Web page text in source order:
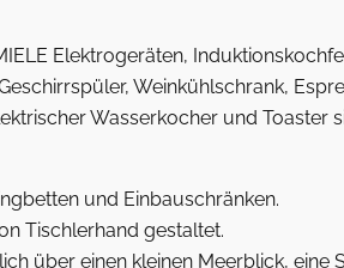
Elektrogeräten,
Weinkühlschrank,
Wasserkocher und Toaster
und Einbauschränken.
Tischlerhand gestaltet.
über einen kleinen Meerblick, eine